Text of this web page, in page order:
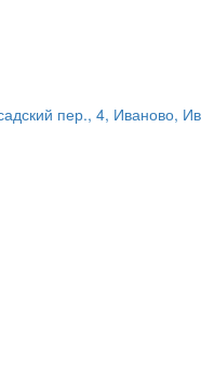
пер., 4, Иваново,